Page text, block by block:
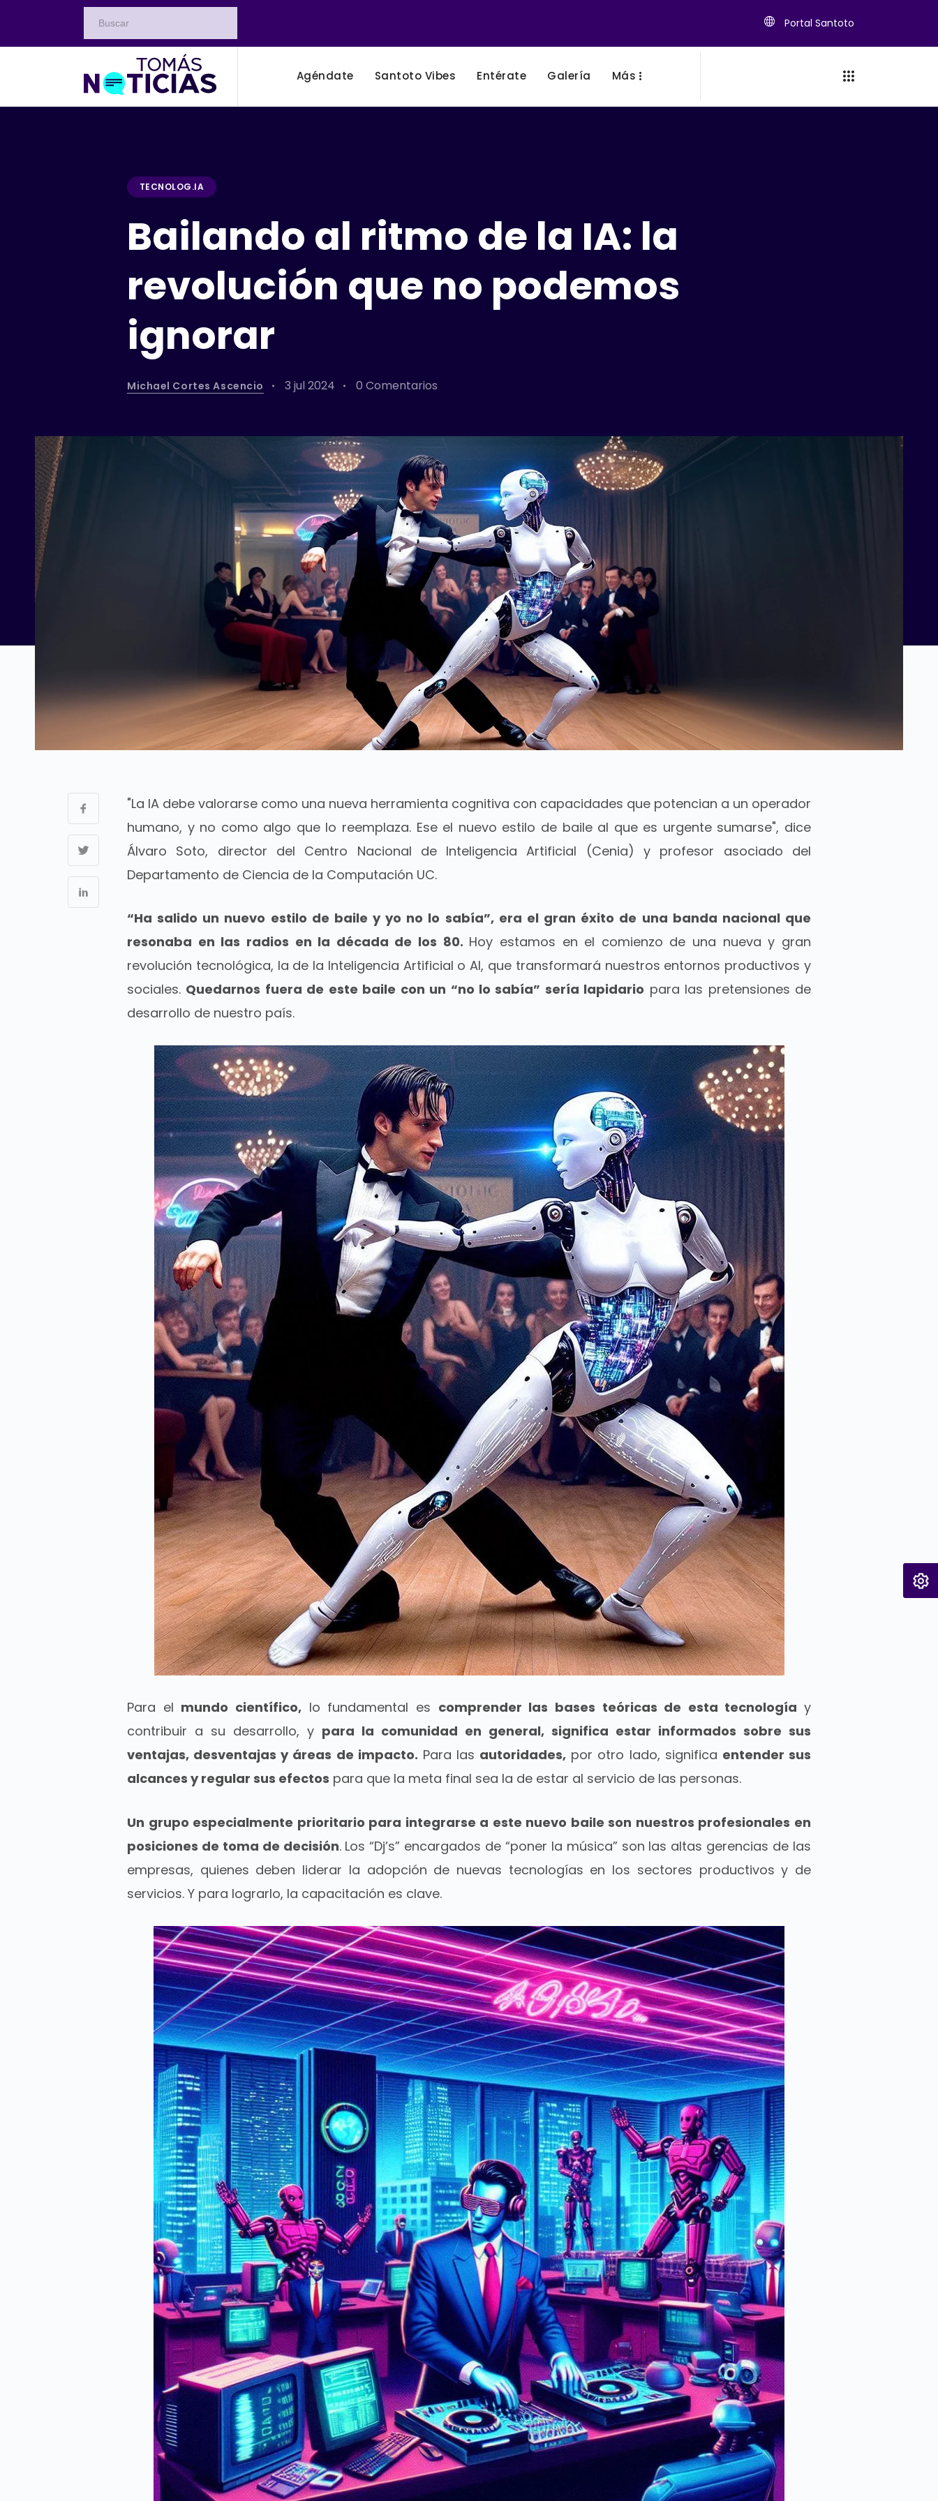
Portal Santoto
Agéndate Santoto Vibes Entérate Galería Más
TECNOLOG.IA
Bailando al ritmo de la IA: la
revolución que no podemos
ignorar
Michael Cortes Ascencio 3 jul 2024 0 Comentarios
"La IA debe valorarse como una nueva herramienta cognitiva con capacidades que potencian a un operador
humano, y no como algo que lo reemplaza. Ese el nuevo estilo de baile al que es urgente sumarse", dice
Álvaro Soto, director del Centro Nacional de Inteligencia Artificial (Cenia) y profesor asociado del
Departamento de Ciencia de la Computación UC.
“Ha salido un nuevo estilo de baile y yo no lo sabía”, era el gran éxito de una banda nacional que
resonaba en las radios en la década de los 80. Hoy estamos en el comienzo de una nueva y gran
revolución tecnológica, la de la Inteligencia Artificial o AI, que transformará nuestros entornos productivos y
sociales. Quedarnos fuera de este baile con un “no lo sabía” sería lapidario para las pretensiones de
desarrollo de nuestro país.
Para el mundo científico, lo fundamental es comprender las bases teóricas de esta tecnología y
contribuir a su desarrollo, y para la comunidad en general, significa estar informados sobre sus
ventajas, desventajas y áreas de impacto. Para las autoridades, por otro lado, significa entender sus
alcances y regular sus efectos para que la meta final sea la de estar al servicio de las personas.
Un grupo especialmente prioritario para integrarse a este nuevo baile son nuestros profesionales en
posiciones de toma de decisión. Los “Dj’s” encargados de “poner la música” son las altas gerencias de las
empresas, quienes deben liderar la adopción de nuevas tecnologías en los sectores productivos y de
servicios. Y para lograrlo, la capacitación es clave.